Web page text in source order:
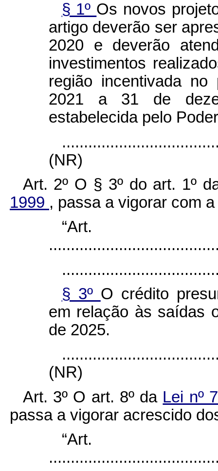
§ 1º Os novos
artigo deverão ser
2020 e deverão
investimentos
região incentivada
2021 a 31 de
estabelecida pelo
(NR)
Art. 2º O § 3º do art. 1º
1999 , passa a vigorar com
§ 3º O crédito
em relação às saídas
de 2025.
(NR)
Art. 3º O art. 8º da Lei nº
passa a vigorar acrescido